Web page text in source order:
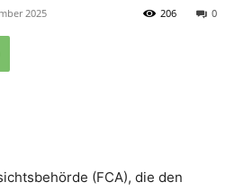
2025 0
206
(FCA), die den